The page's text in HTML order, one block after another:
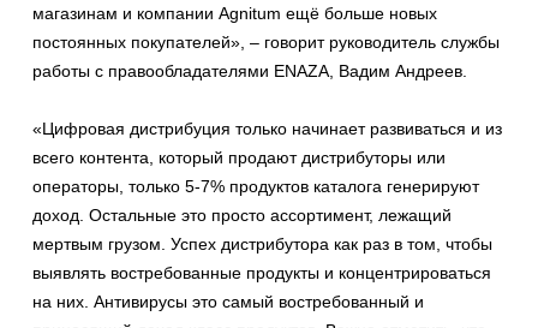
магазинам и компании Agnitum ещё больше новых
постоянных покупателей», – говорит руководитель службы
работы с правообладателями ENAZA, Вадим Андреев.
«Цифровая дистрибуция только начинает развиваться и из
всего контента, который продают дистрибуторы или
операторы, только 5-7% продуктов каталога генерируют
доход. Остальные это просто ассортимент, лежащий
мертвым грузом. Успех дистрибутора как раз в том, чтобы
выявлять востребованные продукты и концентрироваться
на них. Антивирусы это самый востребованный и